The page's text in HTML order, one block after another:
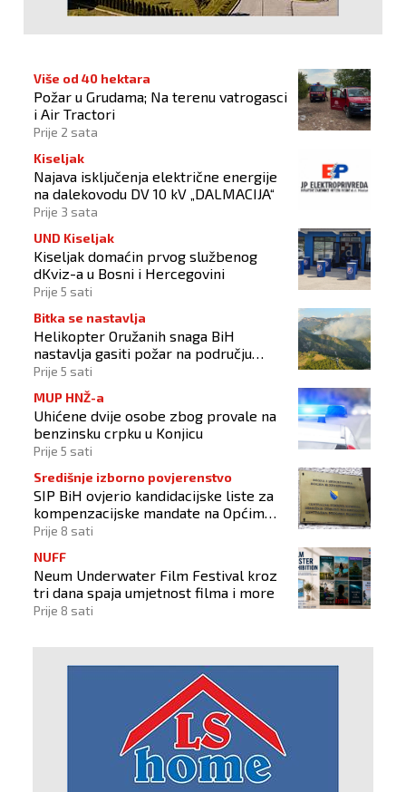
Više od 40 hektara
Požar u Grudama; Na terenu vatrogasci
i Air Tractori
Prije 2 sata
Kiseljak
Najava isključenja električne energije
na dalekovodu DV 10 kV „DALMACIJA“
Prije 3 sata
UND Kiseljak
Kiseljak domaćin prvog službenog
dKviz-a u Bosni i Hercegovini
Prije 5 sati
Bitka se nastavlja
Helikopter Oružanih snaga BiH
nastavlja gasiti požar na području
Konjica
Prije 5 sati
MUP HNŽ-a
Uhićene dvije osobe zbog provale na
benzinsku crpku u Konjicu
Prije 5 sati
Središnje izborno povjerenstvo
SIP BiH ovjerio kandidacijske liste za
kompenzacijske mandate na Općim
izborima 2026
Prije 8 sati
NUFF
Neum Underwater Film Festival kroz
tri dana spaja umjetnost filma i more
Prije 8 sati